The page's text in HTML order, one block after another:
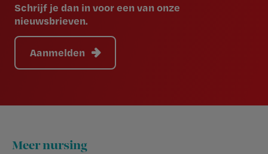
Schrijf je dan in voor een van onze
nieuwsbrieven.
Aanmelden
Footer
Meer nursing